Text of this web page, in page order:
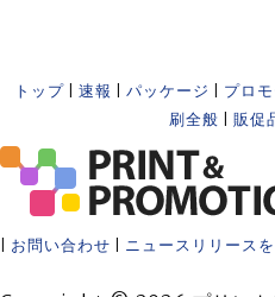
トップ 速報 パッケージ プロ
刷全般
販促
お問い合わせ ニュースリリース